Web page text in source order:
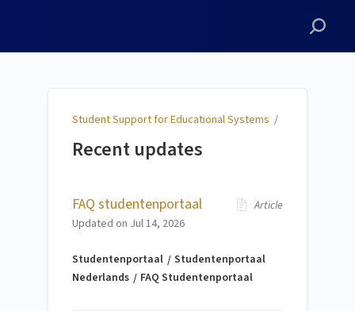
Student Support for Educational Systems /
Recent updates
FAQ studentenportaal
Article
Updated on Jul 14, 2026
Studentenportaal
Studentenportaal
Nederlands
FAQ Studentenportaal